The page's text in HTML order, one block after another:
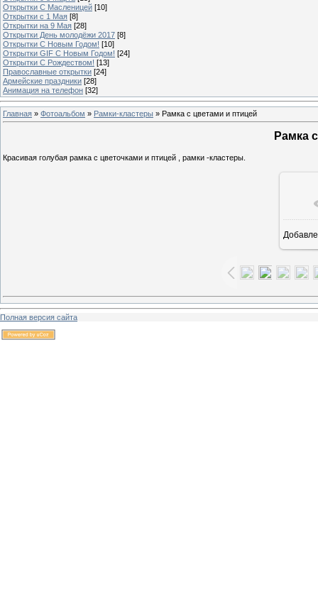
Открытки С Масленицей [10]
Открытки с 1 Мая [8]
Открытки на 9 Мая [28]
Открытки День молодёжи 2017 [8]
Открытки С Новым Годом! [10]
Открытки GIF С Новым Годом! [24]
Открытки С Рождеством! [13]
Православные открытки [24]
Армейские праздники [28]
Анимация на телефон [32]
Главная » Фотоальбом » Рамки-кластеры » Рамка с цветами и птицей
Рамка
Красивая голубая рамка с цветочками и птицей , рамки -кластеры.
Полная версия сайта